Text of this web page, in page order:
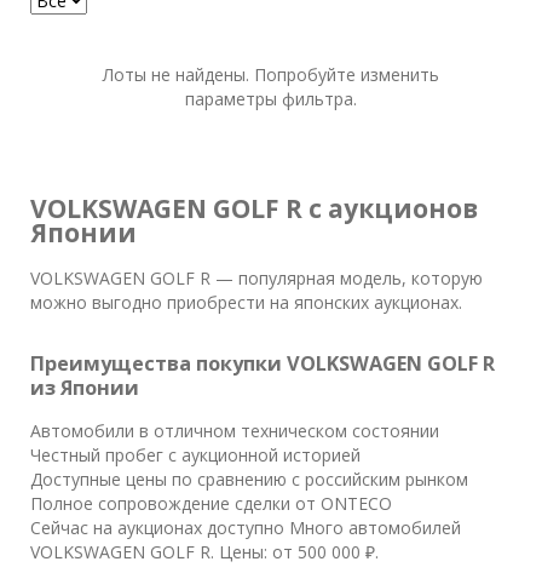
Лоты не найдены. Попробуйте изменить
параметры фильтра.
VOLKSWAGEN GOLF R с аукционов
Японии
VOLKSWAGEN GOLF R — популярная модель, которую
можно выгодно приобрести на японских аукционах.
Преимущества покупки VOLKSWAGEN GOLF R
из Японии
Автомобили в отличном техническом состоянии
Честный пробег с аукционной историей
Доступные цены по сравнению с российским рынком
Полное сопровождение сделки от ONTECO
Сейчас на аукционах доступно Много автомобилей
VOLKSWAGEN GOLF R. Цены: от 500 000 ₽.